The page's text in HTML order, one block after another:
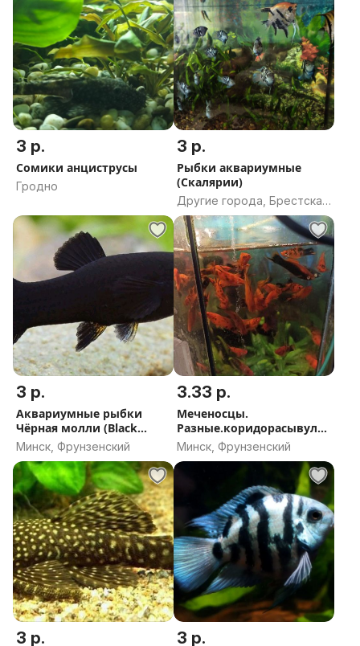
3 р.
Сомики анциструсы
Гродно
3 р.
Рыбки аквариумные
(Скалярии)
Другие города, Брестская
область
3 р.
Аквариумные рыбки
Чёрная молли (Black
Molly)
Минск, Фрунзенский
3.33 р.
Меченосцы.
Разные.коридорасывулев
ые крапчатые.
Минск, Фрунзенский
3 р. 3 р.